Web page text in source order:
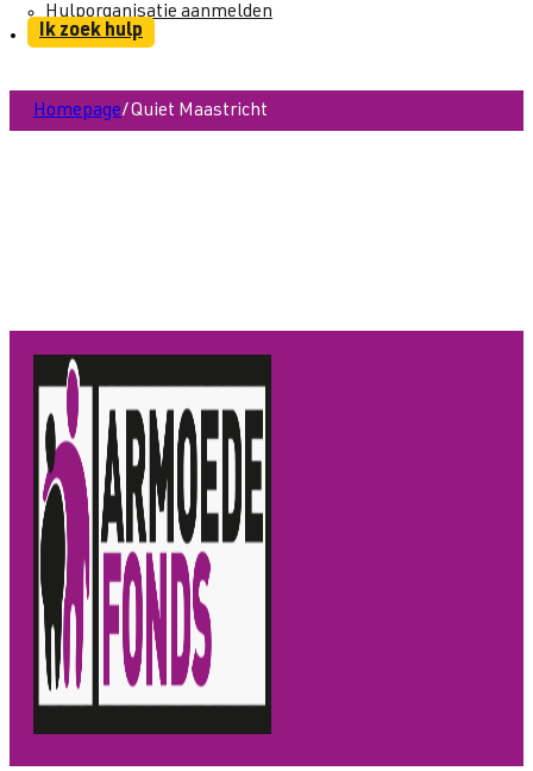
Hulporganisatie aanmelden
Ik zoek hulp
Homepage/Quiet Maastricht